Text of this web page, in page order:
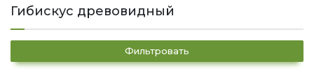
Гибискус древовидный
Фильтровать